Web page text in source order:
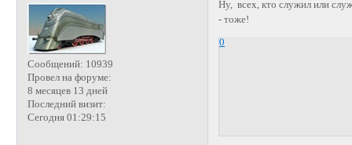
Сообщений: 10939
Провел на форуме:
8 месяцев 13 дней
Последний визит:
Сегодня 01:29:15
Ну, всех, кто служил или
- тоже!
0